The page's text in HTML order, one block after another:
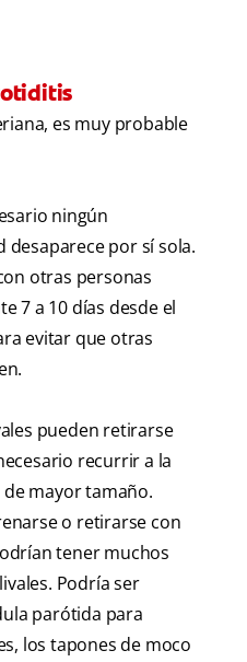
es muy probable
ningún
por sí sola.
otras personas
7 a 10 días desde el
evitar que otras
pueden retirarse
recurrir a la
mayor tamaño.
o retirarse con
tener muchos
Podría ser
parótida para
los tapones de moco